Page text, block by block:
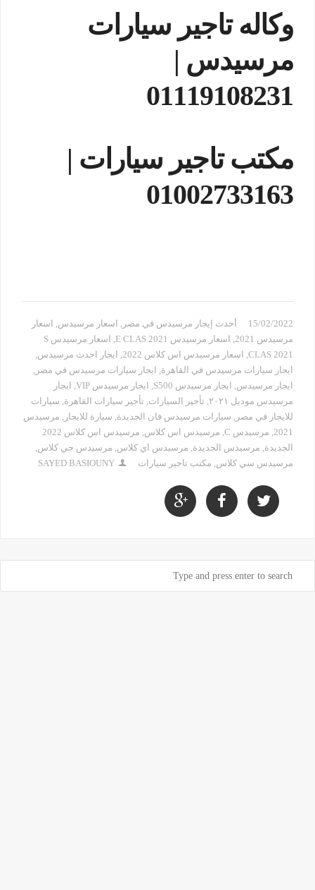
وكاله تاجير سيارات
مرسيدس |
01119108231
مكتب تاجير سيارات |
01002733163
15/02/2022 أحدث إيجار مرسيدس في مصر , اسعار مرسيدس, اسعار
مرسيدس 2021
, اسعار مرسيدس E CLAS 2021 ,
اسعار مرسيدس S
CLAS 2021
, اسعار مرسيدس اس كلاس 2022 , ايجار احدث مرسيدس,
ايجار سيارات مرسيدس في القاهرة, ايجار سيارات مرسيدس في مصر ,
ايجار مرسيدس, ايجار مرسيدس S500 , ايجار مرسيدس VIP , ايجار
مرسيدس موديل ٢٠٢١
, تأجير السيارات, تأجير سيارات القاهرة, سيارات
للايجار في مصر , سيارات مرسيدس فان الجديدة, سيارة للايجار , مرسيدس
2021
, مرسيدس C , مرسيدس اس كلاس,
مرسيدس اس كلاس 2022
الجديدة, مرسيدس الجديدة, مرسيدس اي كلاس, مرسيدس جي كلاس,
مرسيدس سي كلاس, مكتب تاجير سيارات SAYED BASIOUNY